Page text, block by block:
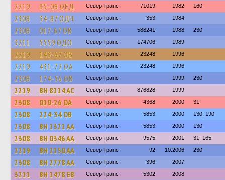
2219 85-08 ОЕД Север Транс 71019 1982 160
2308 34-87 ОДЧ Север Транс 353 1984
2308 017-67 ОВ Север Транс 588241 1988 230
3211 5559 ОДО Север Транс 174706 1989
2219 143-67 ОВ Север Транс 23248 1996
2219 431-72 ОА Север Транс 23248 1996
2308 174-56 ОВ Север Транс 1999 230
2219 BH 8114 AC Север Транс 876828 1999
2308 010-26 ОА Север Транс 4368 2000 31
2308 224-34 ОВ Север Транс 5853 2000 130, 190
2308 BH 1321 AA Север Транс 5853 2000 130
2308 BH 0346 AA Север Транс 9575 2001 31, 165
2219 BH 2150 AA Север Транс 92 10.2006 230
2308 BH 2778 AA Север Транс 396 2007
3211 BH 1478 EB Север Транс 5302 2008